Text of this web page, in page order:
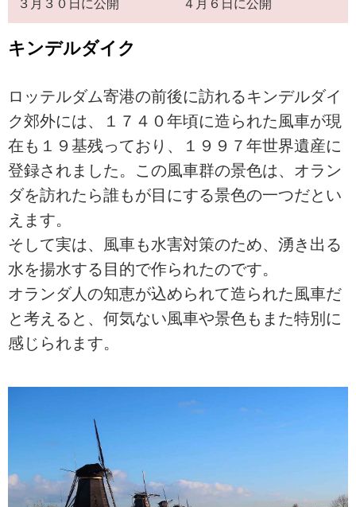
３月３０日に公開 ４月６日に公開
キンデルダイク
ロッテルダム寄港の前後に訪れるキンデルダイ
ク郊外には、１７４０年頃に造られた風車が現
在も１９基残っており、１９９７年世界遺産に
登録されました。この風車群の景色は、オラン
ダを訪れたら誰もが目にする景色の一つだとい
えます。
そして実は、風車も水害対策のため、湧き出る
水を揚水する目的で作られたのです。
オランダ人の知恵が込められて造られた風車だ
と考えると、何気ない風車や景色もまた特別に
感じられます。